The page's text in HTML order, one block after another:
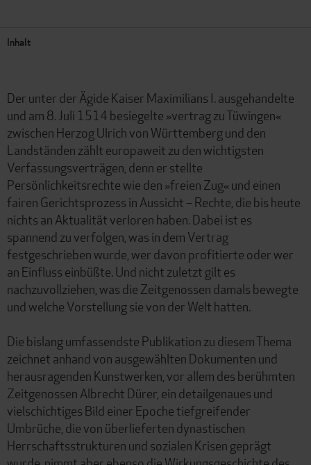
Inhalt
Der unter der Ägide Kaiser Maximilians I. ausgehandelte
und am 8. Juli 1514 besiegelte »vertrag zu Tüwingen«
zwischen Herzog Ulrich von Württemberg und den
Landständen zählt europaweit zu den wichtigsten
Verfassungsverträgen, denn er stellte
Persönlichkeitsrechte wie den »freien Zug« und einen
fairen Gerichtsprozess in Aussicht – Rechte, die bis heute
nichts an Aktualität verloren haben. Dabei ist es
spannend zu verfolgen, was in dem Vertrag
festgeschrieben wurde, wer davon profitierte oder wer
an Einfluss einbüßte. Und nicht zuletzt gilt es
nachzuvollziehen, was die Zeitgenossen damals bewegte
und welche Vorstellung sie von der Welt hatten.
Die bislang umfassendste Publikation zu diesem Thema
zeichnet anhand von ausgewählten Dokumenten und
herausragenden Kunstwerken, vor allem des berühmten
Zeitgenossen Albrecht Dürer, ein detailgenaues und
vielschichtiges Bild einer Epoche tiefgreifender
Umbrüche, die von überlieferten dynastischen
Herrschaftsstrukturen und sozialen Krisen geprägt